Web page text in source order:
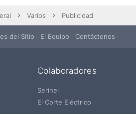
Varios Publicidad
del Sitio El Equipo Contáctenos
Colaboradores
Serinel
El Corte Eléctrico